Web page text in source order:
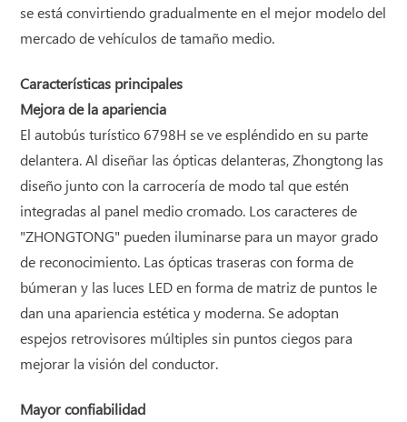
se está convirtiendo gradualmente en el mejor modelo del
mercado de vehículos de tamaño medio.
Características principales
Mejora de la apariencia
El autobús turístico 6798H se ve espléndido en su parte
delantera. Al diseñar las ópticas delanteras, Zhongtong las
diseño junto con la carrocería de modo tal que estén
integradas al panel medio cromado. Los caracteres de
"ZHONGTONG" pueden iluminarse para un mayor grado
de reconocimiento. Las ópticas traseras con forma de
búmeran y las luces LED en forma de matriz de puntos le
dan una apariencia estética y moderna. Se adoptan
espejos retrovisores múltiples sin puntos ciegos para
mejorar la visión del conductor.
Mayor confiabilidad